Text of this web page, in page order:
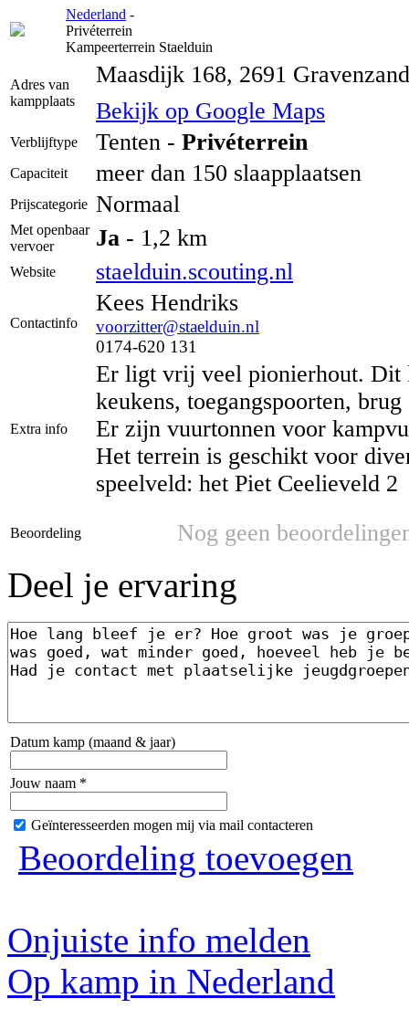
Nederland -
Privéterrein
Kampeerterrein Staelduin
Adres van
kampplaats
Maasdijk 168, 2691
Bekijk op Google Maps
Verblijftype Tenten - Privéterrein
Capaciteit meer dan 150 slaapplaatsen
Prijscategorie Normaal
Met openbaar
vervoer
Ja - 1,2 km
Website staelduin.scouting.nl
Contactinfo
Kees Hendriks
voorzitter@staelduin.nl
0174-620 131
Extra info
Er ligt vrij veel pionierhout. Dit
keukens, toegangspoorten,
Er zijn vuurtonnen voor
Het terrein is geschikt voor
speelveld: het Piet Ceelieveld 2
Beoordeling Nog geen
Deel je ervaring
Datum kamp (maand & jaar)
Jouw naam *
Geïnteresseerden mogen mij via mail contacteren
Beoordeling toevoegen
Onjuiste info melden
Op kamp in Nederland